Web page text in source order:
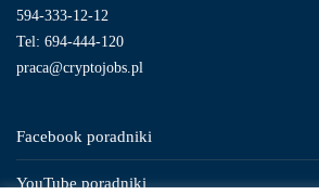
594-333-12-12
Tel: 694-444-120
praca@cryptojobs.pl
Facebook poradniki
YouTube poradniki